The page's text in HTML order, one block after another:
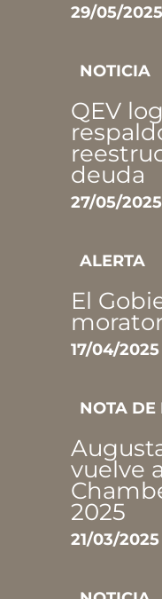
29/05/2025
NOTICIA
QEV
deuda
27/05/2025
ALERTA
El
17/04/2025
NOTA DE
vuelve
2025
21/03/2025